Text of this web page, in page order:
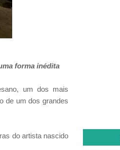
forma inédita
um dos mais
de um dos grandes
do artista nascido